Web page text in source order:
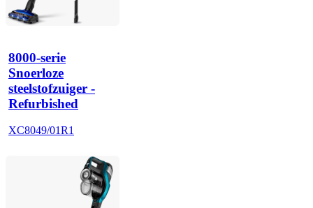
8000-serie
Snoerloze
steelstofzuiger -
Refurbished
XC8049/01R1